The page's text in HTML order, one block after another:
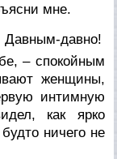
мне.
Давным-давно!
– спокойным
женщины,
интимную
как ярко
ничего не